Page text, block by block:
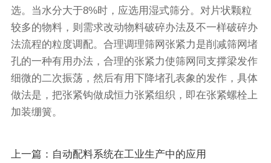
选。当水分大于8%时，应选用湿式筛分。对片状颗粒
较多的物料，则需求改动物料破碎办法及不一样破碎办
法流程的粒度调配。合理调理筛网张紧力是削减筛网堵
孔的一种有用办法，合理的张紧力使筛网同支撑梁发作
细微的二次振荡，然后有用下降堵孔表象的发作，具体
做法是，把张紧钩做成恒力张紧组织，即在张紧螺栓上
加装绷簧。
上一篇：自动配料系统在工业生产中的应用